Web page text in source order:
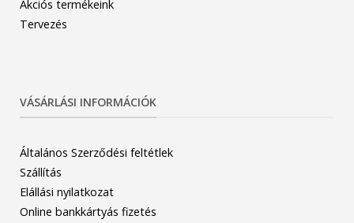
Akciós termékeink
Tervezés
VÁSÁRLÁSI INFORMÁCIÓK
Általános Szerződési feltétlek
Szállítás
Elállási nyilatkozat
Online bankkártyás fizetés